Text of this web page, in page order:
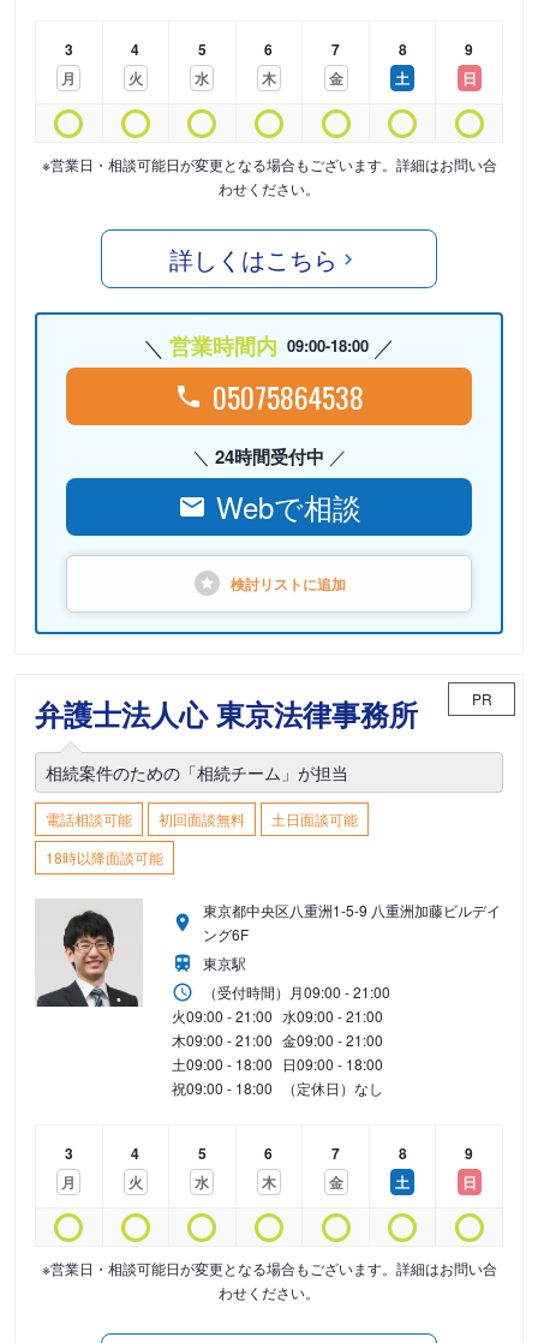
3
月
4
火
5
水
6
木
7
金
8
土
9
日
※営業日・相談可能日が変更となる場合もございます。詳細はお問い合
わせください。
詳しくはこちら
営業時間内 09:00-18:00
05075864538
24時間受付中
Webで相談
検討リストに追加
弁護士法人心 東京法律事務所 PR
相続案件のための「相続チーム」が担当
電話相談可能 初回面談無料
土日面談可能
18時以降面談可能
東京都中央区八重洲1-5-9 八重洲加藤ビルデイ
ング6F
東京駅
（受付時間） 月09:00 - 21:00
火09:00 - 21:00 水09:00 - 21:00
木09:00 - 21:00 金09:00 - 21:00
土09:00 - 18:00 日09:00 - 18:00
祝09:00 - 18:00 （定休日）なし
3
月
4
火
5
水
6
木
7
金
8
土
9
日
※営業日・相談可能日が変更となる場合もございます。詳細はお問い合
わせください。